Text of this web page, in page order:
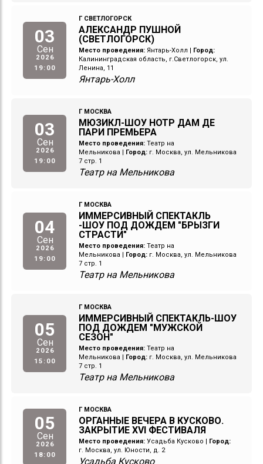
03
Сен
2026
19:00
Г СВЕТЛОГОРСК
АЛЕКСАНДР ПУШНОЙ
(СВЕТЛОГОРСК)
Место проведения: Янтарь-Холл
Город:
Калининградская область, г.Светлогорск, ул.
Ленина, 11
Янтарь-Холл
03
Сен
2026
19:00
Г МОСКВА
МЮЗИКЛ-ШОУ НОТР ДАМ ДЕ
ПАРИ ПРЕМЬЕРА
Место проведения: Театр на
Мельникова
Город: г. Москва, ул. Мельникова
7 стр. 1
Театр на Мельникова
04
Сен
2026
19:00
Г МОСКВА
ИММЕРСИВНЫЙ СПЕКТАКЛЬ
-ШОУ ПОД ДОЖДЕМ "БРЫЗГИ
СТРАСТИ"
Место проведения: Театр на
Мельникова
Город: г. Москва, ул. Мельникова
7 стр. 1
Театр на Мельникова
05
Сен
2026
15:00
Г МОСКВА
ИММЕРСИВНЫЙ СПЕКТАКЛЬ-ШОУ
ПОД ДОЖДЕМ "МУЖСКОЙ
СЕЗОН"
Место проведения: Театр на
Мельникова
Город: г. Москва, ул. Мельникова
7 стр. 1
Театр на Мельникова
05
Сен
2026
18:00
Г МОСКВА
ОРГАННЫЕ ВЕЧЕРА В КУСКОВО.
ЗАКРЫТИЕ XVI ФЕСТИВАЛЯ
Место проведения: Усадьба Кусково
Город:
г. Москва, ул. Юности, д. 2
Усадьба Кусково